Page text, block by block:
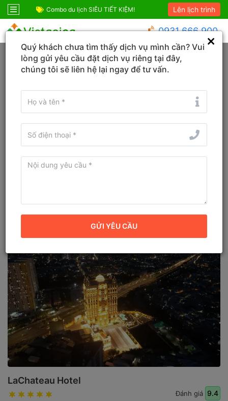
Combo du lịch SIÊU TIẾT KIỆM! Combo Sapa Siêu
Lên lịch trình
0931 666 900
Trang chủ Hồ Chí Minh Bình Phú
Tìm khách sạn ở gần đây
Bản đồ
Chí Minh
LaChateau Hotel
Đánh giá 9.4
Quý khách chưa tìm thấy dịch vụ mình cần? Vui
lòng gửi yêu cầu đặt dịch vụ riêng tại đây,
chúng tôi sẽ liên hệ lại ngay để tư vấn.